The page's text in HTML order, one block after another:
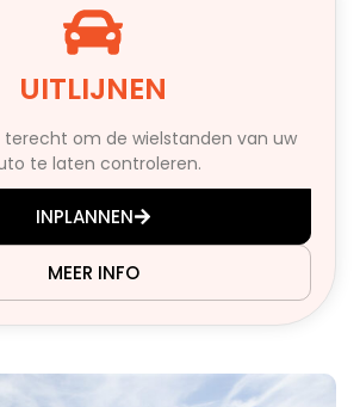
UITLIJNEN
terecht om de wielstanden van uw
te laten controleren.
INPLANNEN
MEER INFO